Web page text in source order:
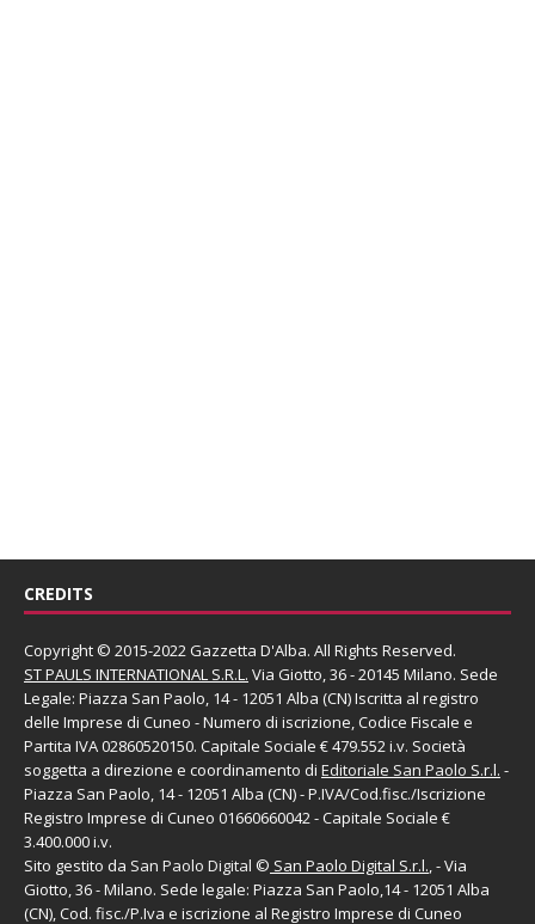
CREDITS
Copyright © 2015-2022 Gazzetta D'Alba. All Rights Reserved.
ST PAULS INTERNATIONAL S.R.L. Via Giotto, 36 - 20145 Milano. Sede
Legale: Piazza San Paolo, 14 - 12051 Alba (CN) Iscritta al registro
delle Imprese di Cuneo - Numero di iscrizione, Codice Fiscale e
Partita IVA 02860520150. Capitale Sociale € 479.552 i.v. Società
soggetta a direzione e coordinamento di Editoriale San Paolo S.r.l. -
Piazza San Paolo, 14 - 12051 Alba (CN) - P.IVA/Cod.fisc./Iscrizione
Registro Imprese di Cuneo 01660660042 - Capitale Sociale €
3.400.000 i.v.
Sito gestito da San Paolo Digital © San Paolo Digital S.r.l., - Via
Giotto, 36 - Milano. Sede legale: Piazza San Paolo,14 - 12051 Alba
(CN), Cod. fisc./P.Iva e iscrizione al Registro Imprese di Cuneo